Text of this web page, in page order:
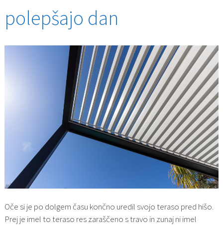
polepšajo dan
Oče si je po dolgem času končno uredil svojo teraso pred hišo.
Prej je imel to teraso res zaraščeno s travo in zunaj ni imel